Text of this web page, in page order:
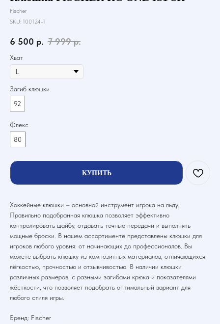
Fischer
SKU: 100124-1
6 500 р. 7 999 р.
Хват
Загиб клюшки
92
Флекс
80
КУПИТЬ
Хоккейные клюшки – основной инструмент игрока на льду.
Правильно подобранная клюшка позволяет эффективно
контролировать шайбу, отдавать точные передачи и выполнять
мощные броски. В нашем ассортименте представлены клюшки для
игроков любого уровня: от начинающих до профессионалов. Вы
можете выбрать клюшку из композитных материалов, отличающихся
лёгкостью, прочностью и отзывчивостью. В наличии клюшки
различных размеров, с разными загибами крюка и показателями
жёсткости, что позволяет подобрать оптимальный вариант для
любого стиля игры.
Бренд: Fischer